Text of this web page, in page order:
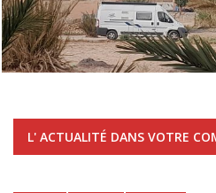
L' ACTUALITÉ DANS VOTRE